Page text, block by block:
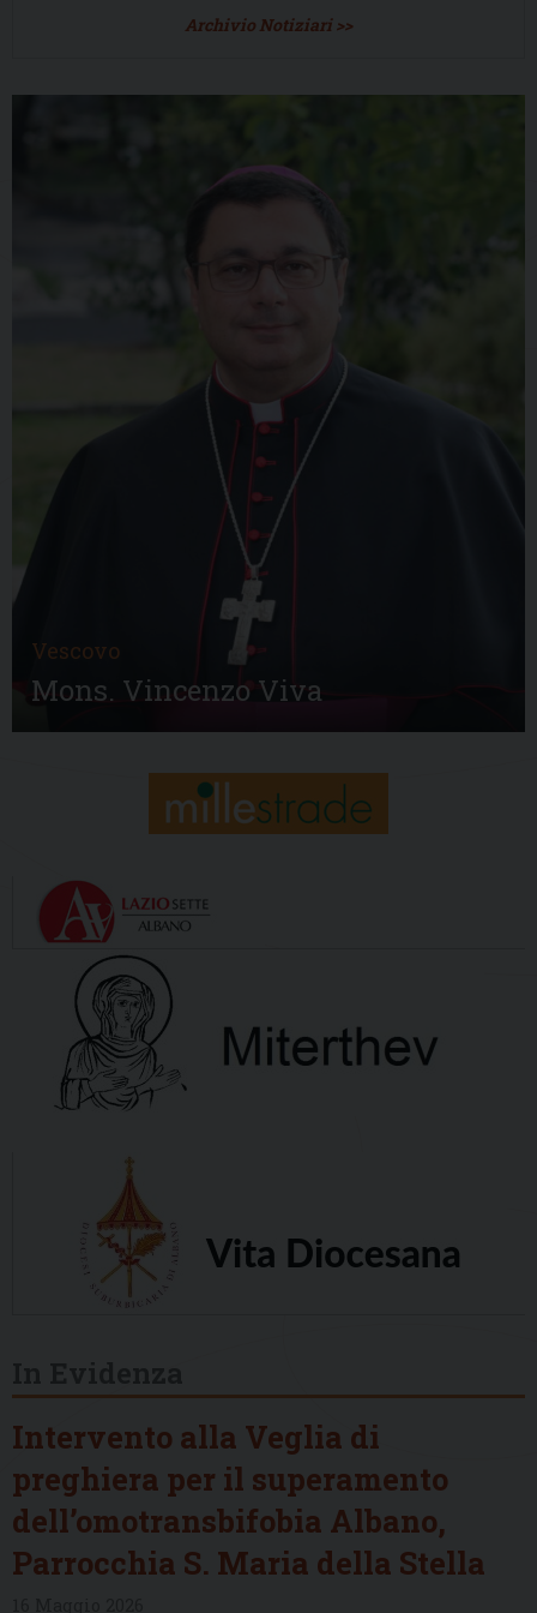
Archivio Notiziari >>
Vescovo
Mons. Vincenzo Viva
Intervento alla Veglia di
preghiera per il superamento
dell’omotransbifobia Albano,
Parrocchia S. Maria della Stella